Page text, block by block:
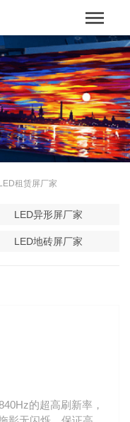
LED租赁屏厂家
LED异形屏厂家
LED地砖屏厂家